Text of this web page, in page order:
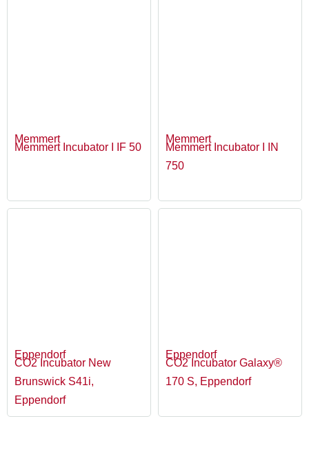
Memmert
Memmert Incubator I IF 50
Memmert
Memmert Incubator I IN
750
Eppendorf
CO2 Incubator New
Brunswick S41i,
Eppendorf
Eppendorf
CO2 Incubator Galaxy®
170 S, Eppendorf